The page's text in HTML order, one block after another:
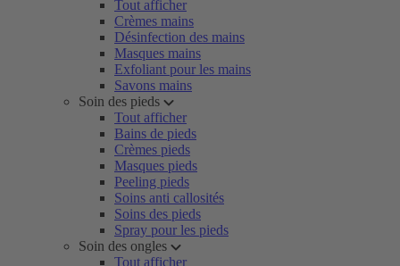
Tout afficher
Crèmes mains
Désinfection des mains
Masques mains
Exfoliant pour les mains
Savons mains
Soin des pieds
Tout afficher
Bains de pieds
Crèmes pieds
Masques pieds
Peeling pieds
Soins anti callosités
Soins des pieds
Spray pour les pieds
Soin des ongles
Tout afficher